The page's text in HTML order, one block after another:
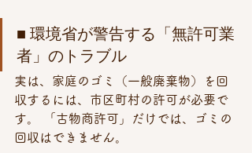
■ 環境省が警告する「無許可業
者」のトラブル
実は、家庭のゴミ（一般廃棄物）を回
収するには、市区町村の許可が必要で
す。 「古物商許可」だけでは、ゴミの
回収はできません。